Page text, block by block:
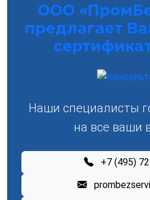
ООО
предлагает
Наши специалисты
на все ваши
+7 (495)